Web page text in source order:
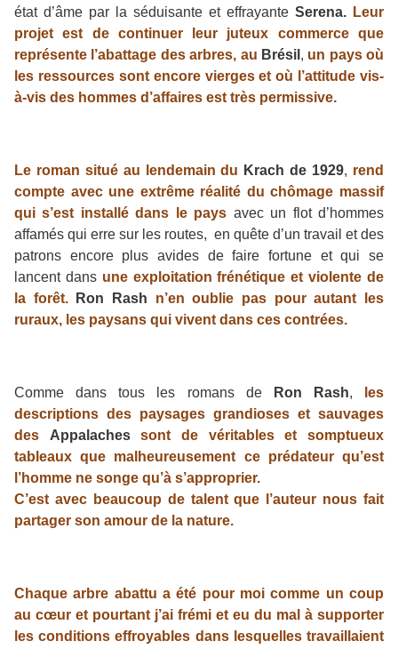
état d’âme par la séduisante et effrayante Serena. Leur
projet est de continuer leur juteux commerce que
représente l’abattage des arbres, au Brésil , un pays où
les ressources sont encore vierges et où l’attitude vis-
à-vis des hommes d’affaires est très permissive.
Le roman situé au lendemain du Krach de 1929, rend
compte avec une extrême réalité du chômage massif
qui s’est installé dans le pays avec un flot d’hommes
affamés qui erre sur les routes, en quête d’un travail et des
patrons encore plus avides de faire fortune et qui se
lancent dans une exploitation frénétique et violente de
la forêt.
Ron Rash
n’en oublie pas pour autant les
ruraux, les paysans qui vivent dans ces contrées.
Comme dans tous les romans de Ron Rash,
les
descriptions des paysages grandioses et sauvages
des
Appalaches
sont de véritables et somptueux
tableaux que malheureusement ce prédateur qu’est
l’homme ne songe qu’à s’approprier.
C’est avec beaucoup de talent que l’auteur nous fait
partager son amour de la nature.
Chaque arbre abattu a été pour moi comme un coup
au cœur et pourtant j’ai frémi et eu du mal à supporter
les conditions effroyables dans lesquelles travaillaient